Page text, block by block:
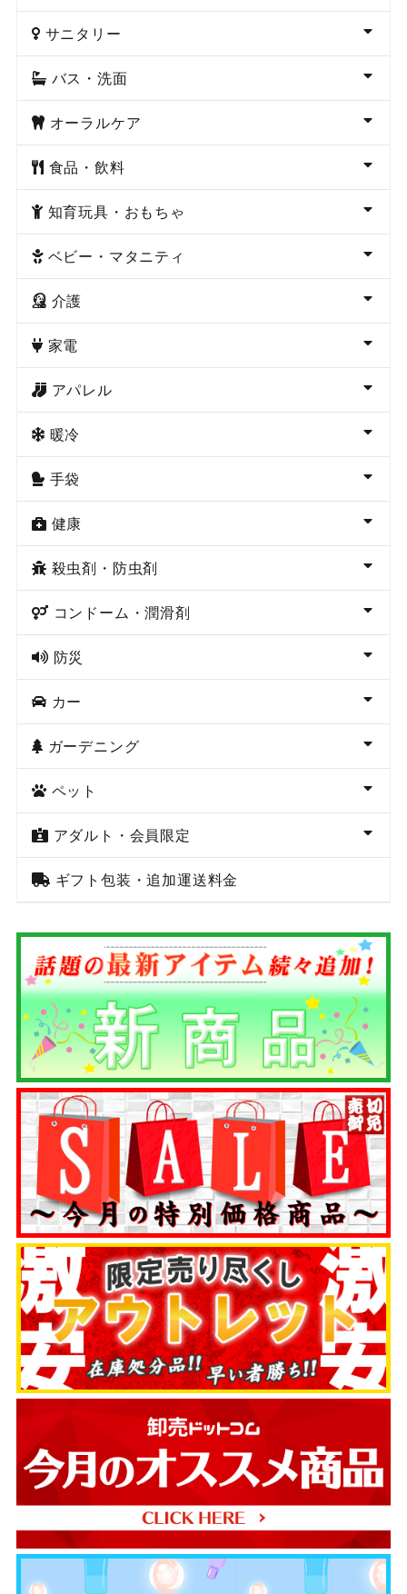
サニタリー
バス・洗面
オーラルケア
食品・飲料
知育玩具・おもちゃ
ベビー・マタニティ
介護
家電
アパレル
暖冷
手袋
健康
殺虫剤・防虫剤
コンドーム・潤滑剤
防災
カー
ガーデニング
ペット
アダルト・会員限定
ギフト包装・追加運送料金